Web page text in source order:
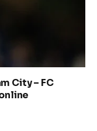
City – FC